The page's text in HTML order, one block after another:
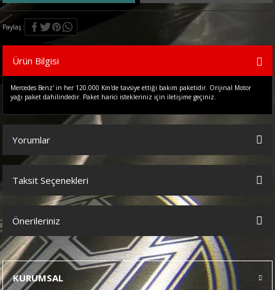
Paylaş
Ürün Bilgisi
Mercedes Benz' in her 120.000 Km'de tavsiye ettiği bakım paketidir. Orijinal Motor
yağı paket dahilindedir. Paket harici istekleriniz için iletişime geçiniz.
Yorumlar
Bu ürüne ilk yorumu siz yapın!
Taksit Seçenekleri
Önerileriniz
Bu ürünün fiyat bilgisi, resim, ürün açıklamalarında ve diğer
konularda yetersiz gördüğünüz noktaları öneri formunu kullanarak
tarafımıza iletebilirsiniz.
Görüş ve önerileriniz için teşekkür ederiz.
KURUMSAL